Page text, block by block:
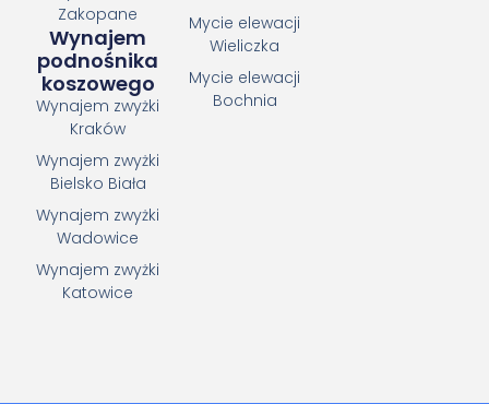
Mycie elewacji
Wieliczka
Mycie elewacji
Bochnia
Zakopane
Wynajem
podnośnika
koszowego
Wynajem zwyżki
Kraków
Wynajem zwyżki
Bielsko Biała
Wynajem zwyżki
Wadowice
Wynajem zwyżki
Katowice